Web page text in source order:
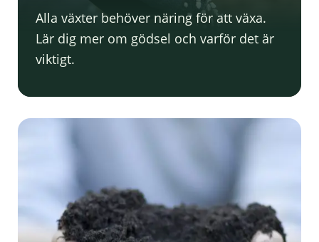
Alla växter behöver näring för att växa.
Lär dig mer om gödsel och varför det är
viktigt.